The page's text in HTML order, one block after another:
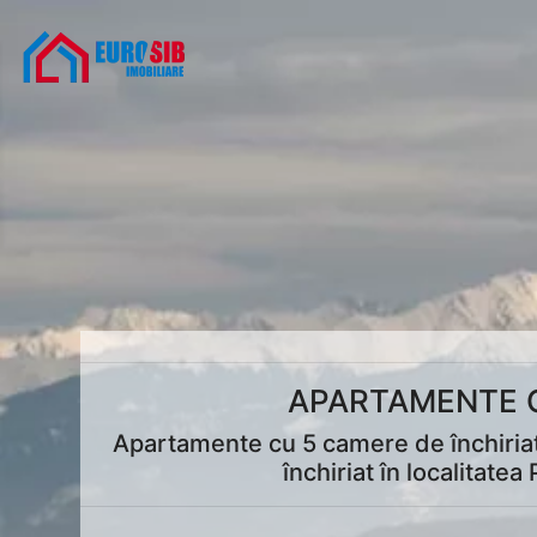
APARTAMENTE
Apartamente cu 5 camere de
închiriat în localitatea